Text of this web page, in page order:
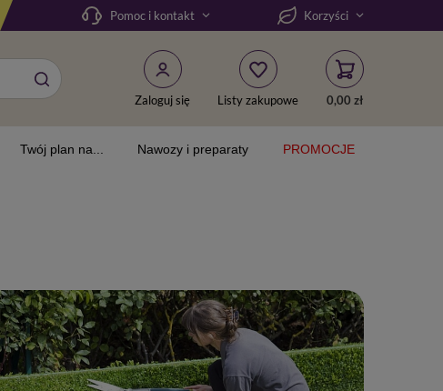
Pomoc i kontakt Korzyści
Zaloguj się Listy zakupowe 0,00 zł
Twój plan na... Nawozy i preparaty PROMOCJE